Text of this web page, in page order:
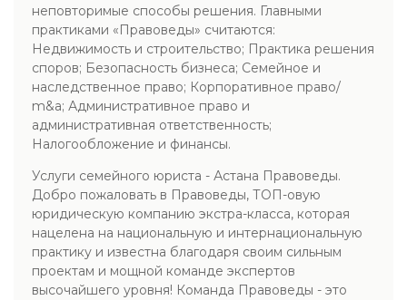
неповторимые способы решения. Главными
практиками «Правоведы» считаются:
Недвижимость и строительство; Практика решения
споров; Безопасность бизнеса; Семейное и
наследственное право; Корпоративное право/
m&a; Административное право и
административная ответственность;
Налогообложение и финансы.
Услуги семейного юриста - Астана Правоведы.
Добро пожаловать в Правоведы, ТОП-овую
юридическую компанию экстра-класса, которая
нацелена на национальную и интернациональную
практику и известна благодаря своим сильным
проектам и мощной команде экспертов
высочайшего уровня! Команда Правоведы - это